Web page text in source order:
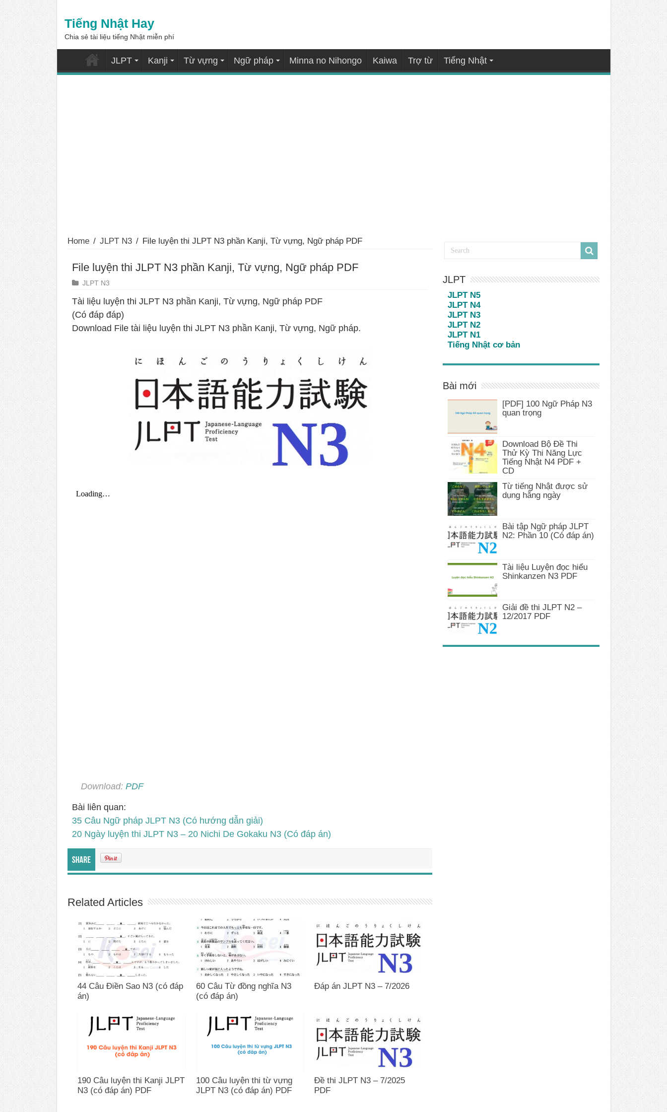
Tiếng Nhật Hay
Chia sẻ tài liệu tiếng Nhật miễn phí
JLPT Kanji Từ vựng Ngữ pháp Minna no Nihongo Kaiwa Trợ từ Tiếng Nhật
Home / JLPT N3 / File luyện thi JLPT N3 phần Kanji, Từ vựng, Ngữ pháp PDF
File luyện thi JLPT N3 phần Kanji, Từ vựng, Ngữ pháp PDF
JLPT N3
Tài liệu luyện thi JLPT N3 phần Kanji, Từ vựng, Ngữ pháp PDF
(Có đáp đáp)
Download File tài liệu luyện thi JLPT N3 phần Kanji, Từ vựng, Ngữ pháp.
Download: PDF
Bài liên quan:
35 Câu Ngữ pháp JLPT N3 (Có hướng dẫn giải)
20 Ngày luyện thi JLPT N3 – 20 Nichi De Gokaku N3 (Có đáp án)
Share
Related Articles
44 Câu Điền Sao N3 (có đáp
án)
60 Câu Từ đồng nghĩa N3
(có đáp án)
Đáp án JLPT N3 – 7/2026
190 Câu luyện thi Kanji JLPT
N3 (có đáp án) PDF
100 Câu luyện thi từ vựng
JLPT N3 (có đáp án) PDF
Đề thi JLPT N3 – 7/2025
PDF
JLPT
JLPT N5
JLPT N4
JLPT N3
JLPT N2
JLPT N1
Tiếng Nhật cơ bản
Bài mới
[PDF] 100 Ngữ Pháp N3
quan trọng
Download Bộ Đề Thi
Thử Kỳ Thi Năng Lực
Tiếng Nhật N4 PDF +
CD
Từ tiếng Nhật được sử
dụng hằng ngày
Bài tập Ngữ pháp JLPT
N2: Phần 10 (Có đáp án)
Tài liệu Luyện đọc hiểu
Shinkanzen N3 PDF
Giải đề thi JLPT N2 –
12/2017 PDF